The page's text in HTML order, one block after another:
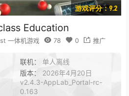
游戏评分：9.2
Education
一体机游戏 78 0 推广
联机： 单人离线
版本： 2026年4月20日
v2.4.3-AppLab_Portal-rc-
0.163